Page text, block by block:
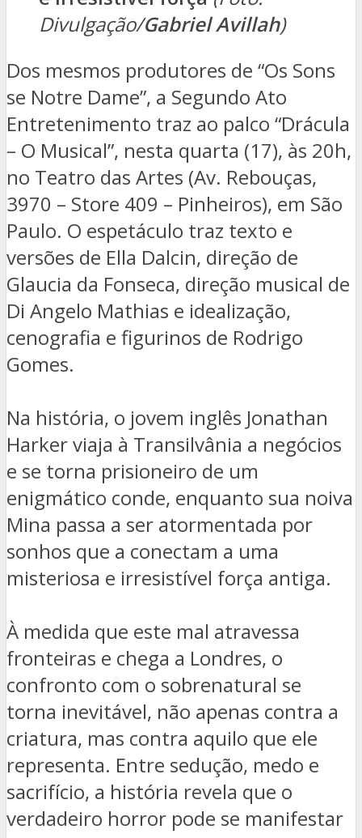
Divulgação/Gabriel Avillah)
Dos mesmos produtores de “Os Sons
se Notre Dame”, a Segundo Ato
Entretenimento traz ao palco “Drácula
– O Musical”, nesta quarta (17), às 20h,
no Teatro das Artes (Av. Rebouças,
3970 – Store 409 – Pinheiros), em São
Paulo. O espetáculo traz texto e
versões de Ella Dalcin, direção de
Glaucia da Fonseca, direção musical de
Di Angelo Mathias e idealização,
cenografia e figurinos de Rodrigo
Gomes.
Na história, o jovem inglês Jonathan
Harker viaja à Transilvânia a negócios
e se torna prisioneiro de um
enigmático conde, enquanto sua noiva
Mina passa a ser atormentada por
sonhos que a conectam a uma
misteriosa e irresistível força antiga.
À medida que este mal atravessa
fronteiras e chega a Londres, o
confronto com o sobrenatural se
torna inevitável, não apenas contra a
criatura, mas contra aquilo que ele
representa. Entre sedução, medo e
sacrifício, a história revela que o
verdadeiro horror pode se manifestar